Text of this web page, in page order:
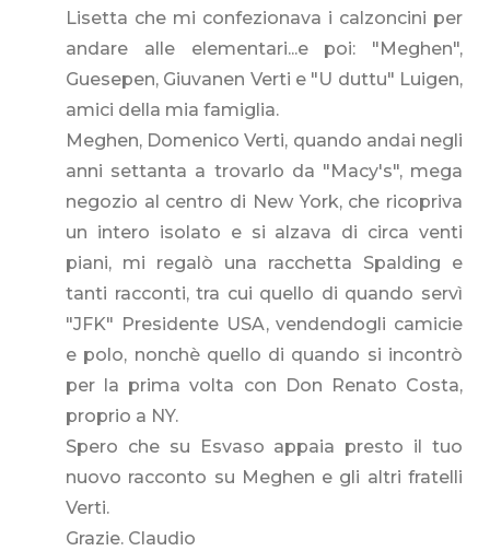
Lisetta che mi confezionava i calzoncini per
andare alle elementari...e poi: "Meghen",
Guesepen, Giuvanen Verti e "U duttu" Luigen,
amici della mia famiglia.
Meghen, Domenico Verti, quando andai negli
anni settanta a trovarlo da "Macy's", mega
negozio al centro di New York, che ricopriva
un intero isolato e si alzava di circa venti
piani, mi regalò una racchetta Spalding e
tanti racconti, tra cui quello di quando servì
"JFK" Presidente USA, vendendogli camicie
e polo, nonchè quello di quando si incontrò
per la prima volta con Don Renato Costa,
proprio a NY.
Spero che su Esvaso appaia presto il tuo
nuovo racconto su Meghen e gli altri fratelli
Verti.
Grazie. Claudio